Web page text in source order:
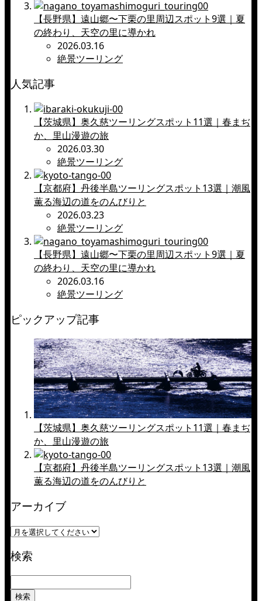
【長野県】遠山郷〜下栗の里周辺スポット9選｜夏
の終わり、天空の里に導かれ
2026.03.16
絶景ツーリング
人気記事
【茨城県】奥久慈ツーリングスポット11選｜春まぢ
か、里山漫遊の旅
2026.03.30
絶景ツーリング
【京都府】丹後半島ツーリングスポット13選｜潮風
薫る海辺の道をのんびりと
2026.03.23
絶景ツーリング
【長野県】遠山郷〜下栗の里周辺スポット9選｜夏
の終わり、天空の里に導かれ
2026.03.16
絶景ツーリング
ピックアップ記事
【茨城県】奥久慈ツーリングスポット11選｜春まぢ
か、里山漫遊の旅
【京都府】丹後半島ツーリングスポット13選｜潮風
薫る海辺の道をのんびりと
アーカイブ
検索